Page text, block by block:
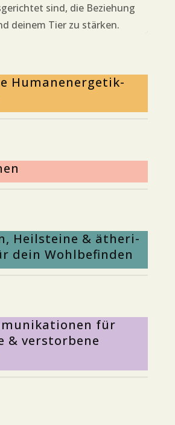
sind, die Bezie­hung
dei­nem Tier zu stärken.
Humanenergetik-
Heil­stei­ne & äthe­ri­
dein Wohlbefinden
für
& ver­stor­be­ne